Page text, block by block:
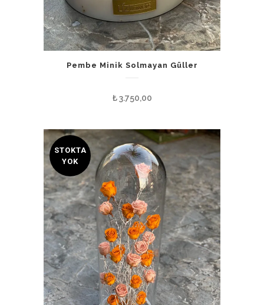
Pembe Minik Solmayan Güller
₺3.750,00
STOKTA
YOK